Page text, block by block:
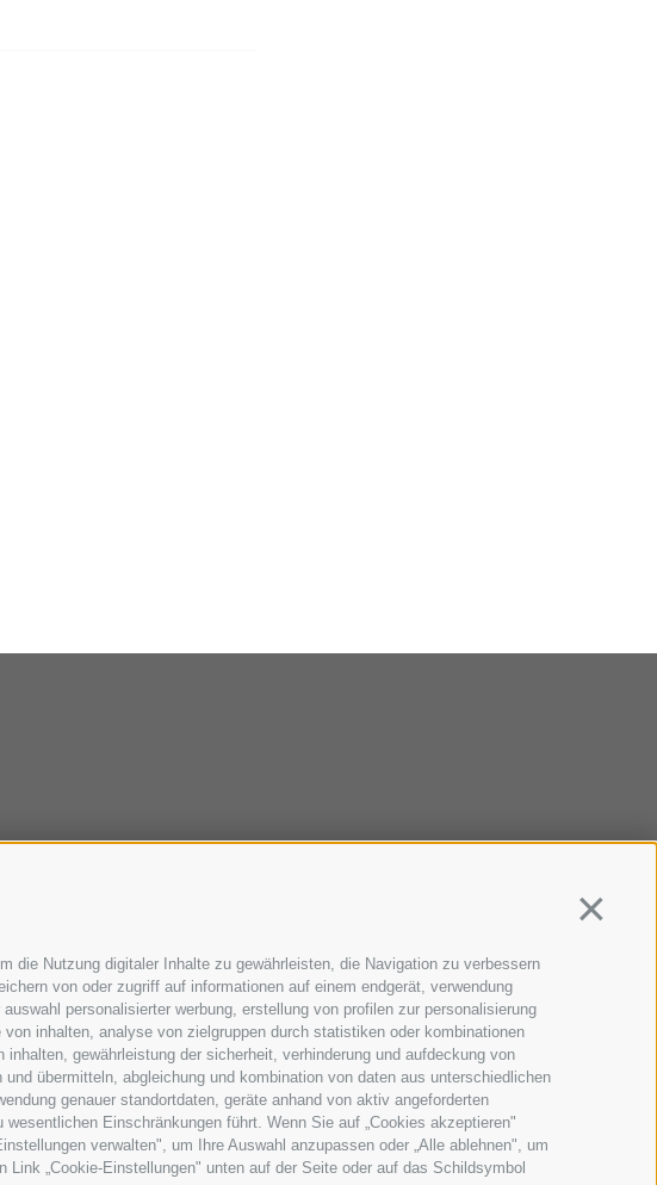
die Nutzung digitaler Inhalte zu gewährleisten, die Navigation zu verbessern
von oder zugriff auf informationen auf einem endgerät, verwendung
personalisierter werbung, erstellung von profilen zur personalisierung
inhalten, analyse von zielgruppen durch statistiken oder kombinationen
gewährleistung der sicherheit, verhinderung und aufdeckung von
übermitteln, abgleichung und kombination von daten aus unterschiedlichen
genauer standortdaten, geräte anhand von aktiv angeforderten
Einschränkungen führt. Wenn Sie auf „Cookies akzeptieren"
verwalten", um Ihre Auswahl anzupassen oder „Alle ablehnen", um
„Cookie-Einstellungen" unten auf der Seite oder auf das Schildsymbol